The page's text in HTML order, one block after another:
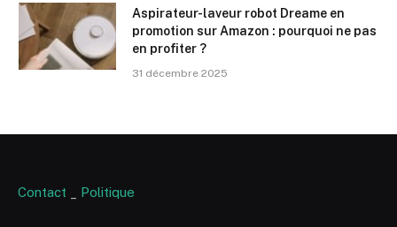
Aspirateur-laveur robot Dreame en
promotion sur Amazon : pourquoi ne pas
en profiter ?
31 décembre 2025
Contact Politique